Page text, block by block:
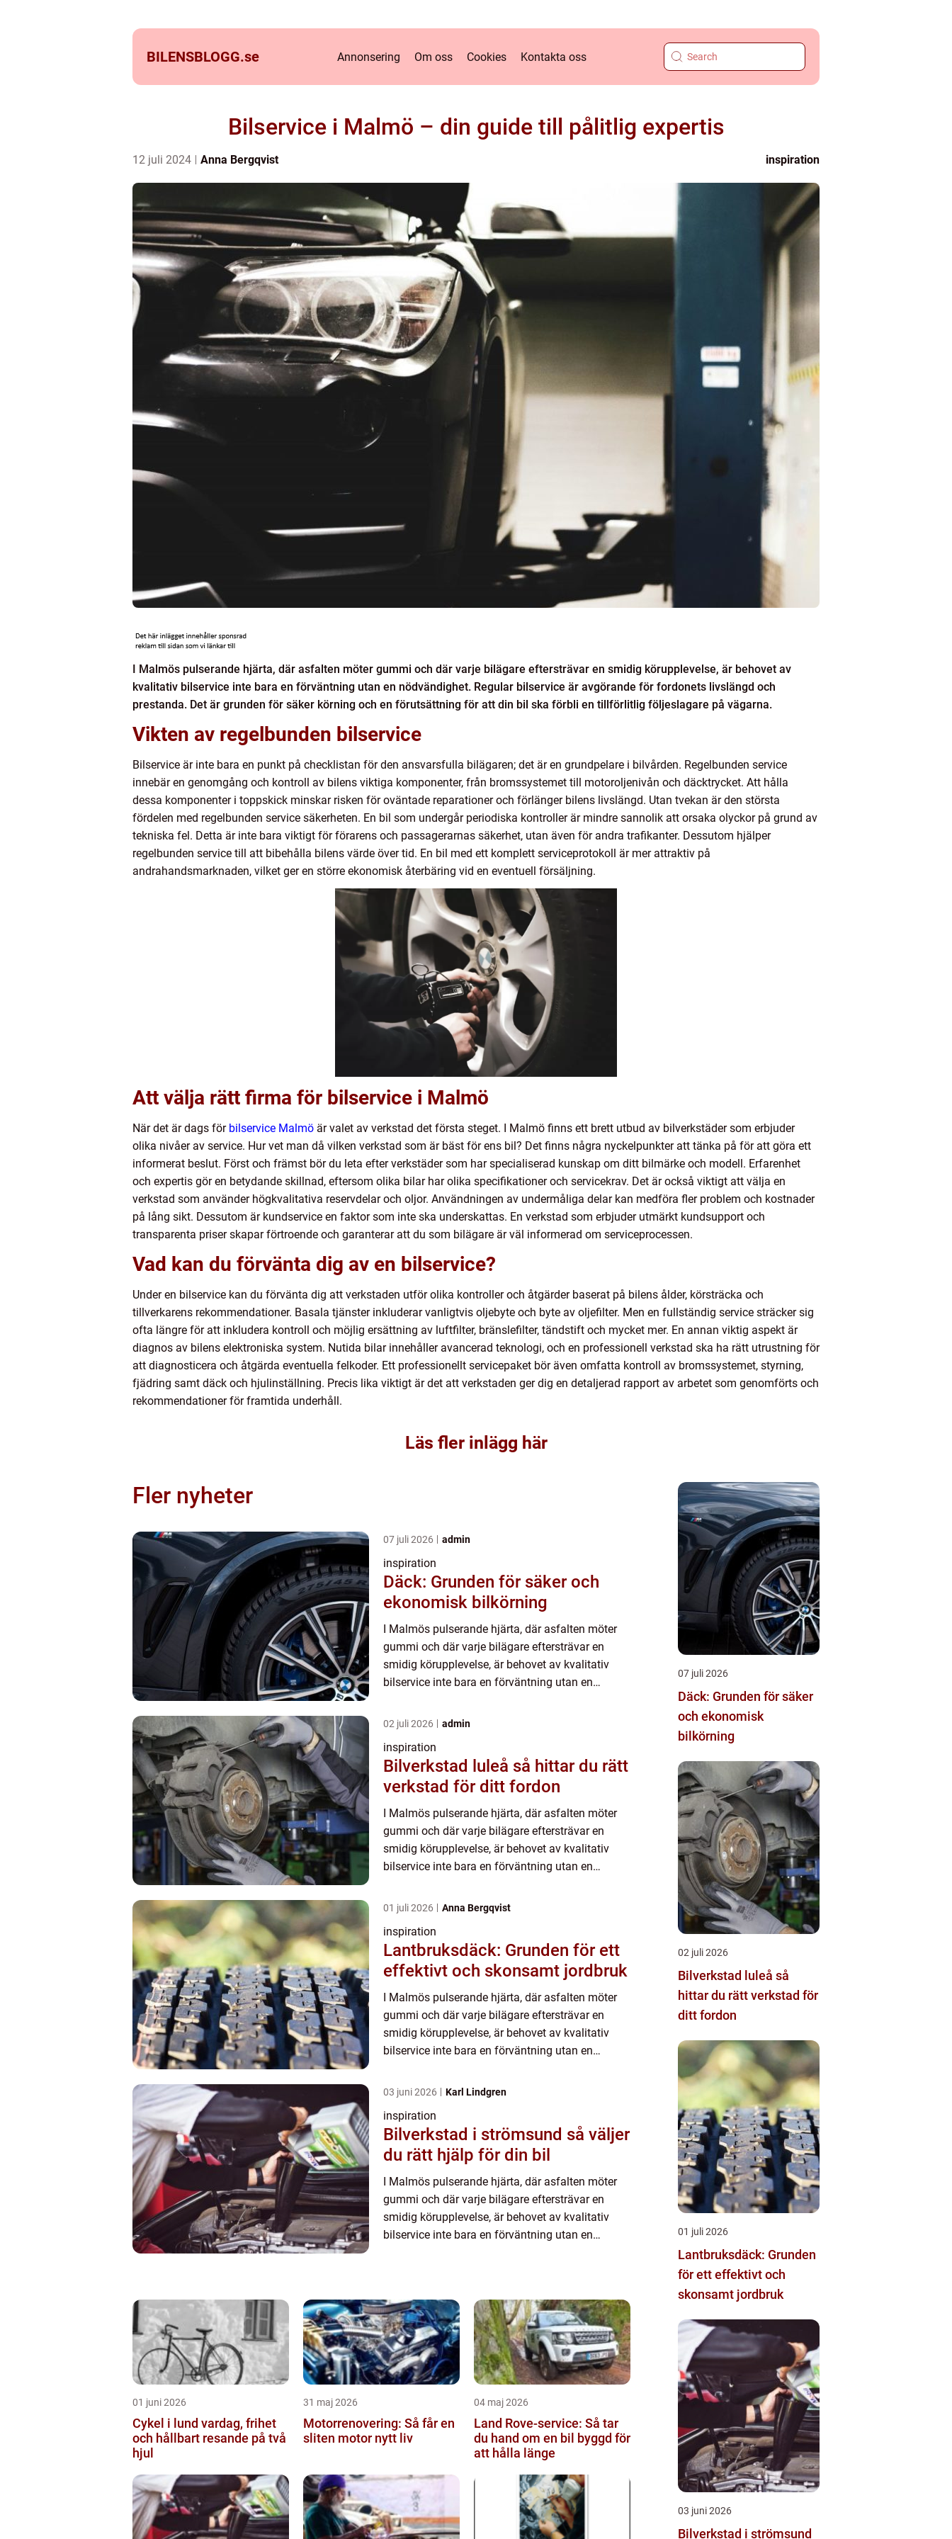
BILENSBLOGG.se Annonsering Om oss Cookies Kontakta oss
Bilservice i Malmö – din guide till pålitlig expertis
12 juli 2024 Anna Bergqvist inspiration
I Malmös pulserande hjärta, där asfalten möter gummi och där varje bilägare eftersträvar en smidig körupplevelse, är behovet av
kvalitativ bilservice inte bara en förväntning utan en nödvändighet. Regular bilservice är avgörande för fordonets livslängd och
prestanda. Det är grunden för säker körning och en förutsättning för att din bil ska förbli en tillförlitlig följeslagare på vägarna.
Vikten av regelbunden bilservice
Bilservice är inte bara en punkt på checklistan för den ansvarsfulla bilägaren; det är en grundpelare i bilvården. Regelbunden service
innebär en genomgång och kontroll av bilens viktiga komponenter, från bromssystemet till motoroljenivån och däcktrycket. Att hålla
dessa komponenter i toppskick minskar risken för oväntade reparationer och förlänger bilens livslängd. Utan tvekan är den största
fördelen med regelbunden service säkerheten. En bil som undergår periodiska kontroller är mindre sannolik att orsaka olyckor på grund av
tekniska fel. Detta är inte bara viktigt för förarens och passagerarnas säkerhet, utan även för andra trafikanter. Dessutom hjälper
regelbunden service till att bibehålla bilens värde över tid. En bil med ett komplett serviceprotokoll är mer attraktiv på
andrahandsmarknaden, vilket ger en större ekonomisk återbäring vid en eventuell försäljning.
Att välja rätt firma för bilservice i Malmö
När det är dags för bilservice Malmö är valet av verkstad det första steget. I Malmö finns ett brett utbud av bilverkstäder som erbjuder
olika nivåer av service. Hur vet man då vilken verkstad som är bäst för ens bil? Det finns några nyckelpunkter att tänka på för att göra ett
informerat beslut. Först och främst bör du leta efter verkstäder som har specialiserad kunskap om ditt bilmärke och modell. Erfarenhet
och expertis gör en betydande skillnad, eftersom olika bilar har olika specifikationer och servicekrav. Det är också viktigt att välja en
verkstad som använder högkvalitativa reservdelar och oljor. Användningen av undermåliga delar kan medföra fler problem och kostnader
på lång sikt. Dessutom är kundservice en faktor som inte ska underskattas. En verkstad som erbjuder utmärkt kundsupport och
transparenta priser skapar förtroende och garanterar att du som bilägare är väl informerad om serviceprocessen.
Vad kan du förvänta dig av en bilservice?
Under en bilservice kan du förvänta dig att verkstaden utför olika kontroller och åtgärder baserat på bilens ålder, körsträcka och
tillverkarens rekommendationer. Basala tjänster inkluderar vanligtvis oljebyte och byte av oljefilter. Men en fullständig service sträcker sig
ofta längre för att inkludera kontroll och möjlig ersättning av luftfilter, bränslefilter, tändstift och mycket mer. En annan viktig aspekt är
diagnos av bilens elektroniska system. Nutida bilar innehåller avancerad teknologi, och en professionell verkstad ska ha rätt utrustning för
att diagnosticera och åtgärda eventuella felkoder. Ett professionellt servicepaket bör även omfatta kontroll av bromssystemet, styrning,
fjädring samt däck och hjulinställning. Precis lika viktigt är det att verkstaden ger dig en detaljerad rapport av arbetet som genomförts och
rekommendationer för framtida underhåll.
Läs fler inlägg här
Fler nyheter
07 juli 2026 admin
inspiration
Däck: Grunden för säker och
ekonomisk bilkörning
I Malmös pulserande hjärta, där asfalten möter
gummi och där varje bilägare eftersträvar en
smidig körupplevelse, är behovet av kvalitativ
bilservice inte bara en förväntning utan en
02 juli 2026 admin
inspiration
Bilverkstad luleå så hittar du rätt
verkstad för ditt fordon
I Malmös pulserande hjärta, där asfalten möter
gummi och där varje bilägare eftersträvar en
smidig körupplevelse, är behovet av kvalitativ
bilservice inte bara en förväntning utan en
01 juli 2026 Anna Bergqvist
inspiration
Lantbruksdäck: Grunden för ett
effektivt och skonsamt jordbruk
I Malmös pulserande hjärta, där asfalten möter
gummi och där varje bilägare eftersträvar en
smidig körupplevelse, är behovet av kvalitativ
bilservice inte bara en förväntning utan en
03 juni 2026 Karl Lindgren
inspiration
Bilverkstad i strömsund så väljer
du rätt hjälp för din bil
I Malmös pulserande hjärta, där asfalten möter
gummi och där varje bilägare eftersträvar en
smidig körupplevelse, är behovet av kvalitativ
bilservice inte bara en förväntning utan en
01 juni 2026
Cykel i lund vardag, frihet
och hållbart resande på två
hjul
31 maj 2026
Motorrenovering: Så får en
sliten motor nytt liv
04 maj 2026
Land Rove-service: Så tar
du hand om en bil byggd för
att hålla länge
07 juli 2026
Däck: Grunden för säker
och ekonomisk
bilkörning
02 juli 2026
Bilverkstad luleå så
hittar du rätt verkstad för
ditt fordon
01 juli 2026
Lantbruksdäck: Grunden
för ett effektivt och
skonsamt jordbruk
03 juni 2026
Bilverkstad i strömsund